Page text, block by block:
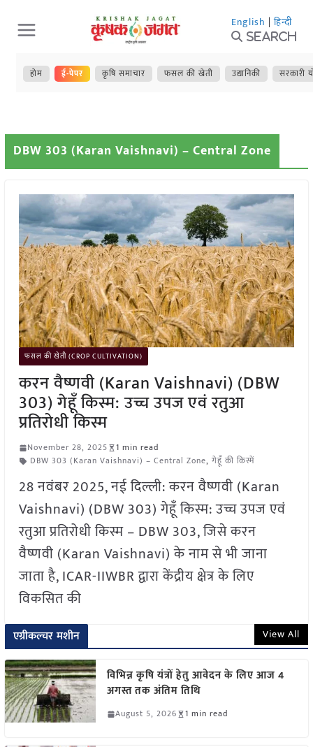
Skip
to
content
English | हिन्दी
Search
होम ई-पेपर कृषि समाचार फसल की खेती उद्यानिकी सरकारी
DBW 303 (Karan Vaishnavi) – Central Zone
फसल की खेती (CROP CULTIVATION)
करन वैष्णवी (Karan Vaishnavi) (DBW
303) गेहूँ किस्म: उच्च उपज एवं रतुआ
प्रतिरोधी किस्म
November 28, 2025
1 min read
DBW 303 (Karan Vaishnavi) – Central Zone, गेहूँ की किस्में
28 नवंबर 2025, नई दिल्ली: करन वैष्णवी (Karan
Vaishnavi) (DBW 303) गेहूँ किस्म: उच्च उपज एवं
रतुआ प्रतिरोधी किस्म – DBW 303, जिसे करन
वैष्णवी (Karan Vaishnavi) के नाम से भी जाना
जाता है, ICAR-IIWBR द्वारा केंद्रीय क्षेत्र के लिए
विकसित की
एग्रीकल्चर मशीन View All
विभिन्न कृषि यंत्रों हेतु आवेदन के लिए आज 4
अगस्त तक अंतिम तिथि
August 5, 2026 1 min read